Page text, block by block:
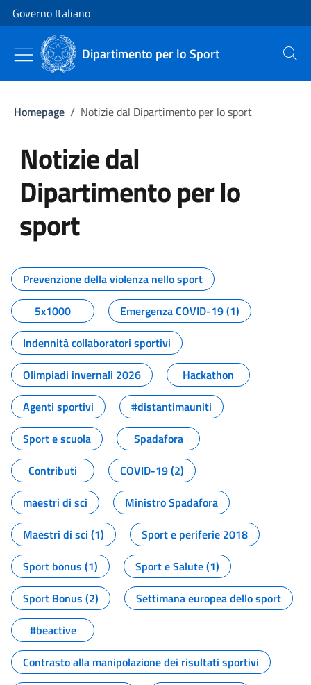
Vai al contenuto
Vai alla navigazione del sito
Governo Italiano
Dipartimento per lo Sport Cerca
Homepage / Notizie dal Dipartimento per lo sport
Notizie dal
Dipartimento per lo
sport
Tutti i contenuti della pagina
Prevenzione della violenza nello sport
5x1000
Emergenza COVID-19 (1)
Indennità collaboratori sportivi
Olimpiadi invernali 2026
Hackathon
Agenti sportivi
#distantimauniti
Sport e scuola
Spadafora
Contributi
COVID-19 (2)
maestri di sci
Ministro Spadafora
Maestri di sci (1)
Sport e periferie 2018
Sport bonus (1)
Sport e Salute (1)
Sport Bonus (2)
Settimana europea dello sport
#beactive
Contrasto alla manipolazione dei risultati sportivi